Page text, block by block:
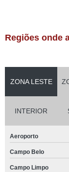
Regiões onde
ZONA LESTE
INTERIOR
Aeroporto
Campo Belo
Campo Limpo